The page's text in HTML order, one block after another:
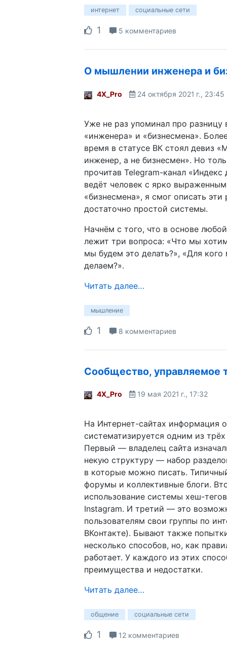
интернет социальные сети
1 5 комментариев
О мышлении инженера и
4X_Pro 24 октября 2021 г., 23:45
Уже не раз упоминал про
«инженера» и «бизнесмена».
время в статусе ВК стоял девиз
инженер, а не бизнесмен». Но
прочитав Telegram-канал «Индекс
ведёт человек с ярко
«бизнесмена», я смог описать эти
достаточно простой системы.
Начнём с того, что в основе
лежит три вопроса: «Что мы
мы будем это делать?», «Для
делаем?».
Читать далее…
мышление
1 8 комментариев
Сообщество, управляемое
4X_Pro 19 мая 2021 г., 17:32
На Интернет-сайтах информация
систематизируется одним из
Первый — владелец сайта
некую структуру — набор
в которые можно писать.
форумы и коллективные блоги.
использование системы хеш-
Instagram. И третий — это
пользователям свои группы по
ВКонтакте). Бывают также
несколько способов, но, как
работает. У каждого из этих
преимущества и недостатки.
Читать далее…
общение социальные сети
1 12 комментариев